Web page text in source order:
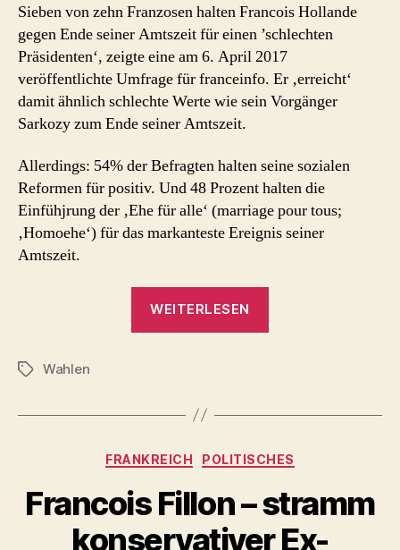
Sieben von zehn Franzosen halten Francois Hollande
gegen Ende seiner Amtszeit für einen ’schlechten
Präsidenten‘, zeigte eine am 6. April 2017
veröffentlichte Umfrage für franceinfo. Er ‚erreicht‘
damit ähnlich schlechte Werte wie sein Vorgänger
Sarkozy zum Ende seiner Amtszeit.
Allerdings: 54% der Befragten halten seine sozialen
Reformen für positiv. Und 48 Prozent halten die
Einfühjrung der ‚Ehe für alle‘ (marriage pour tous;
‚Homoehe‘) für das markanteste Ereignis seiner
Amtszeit.
WEITERLESEN
auch
Schlagwörter
Wahlen
Kategorien
FRANKREICH POLITISCHES
Francois Fillon – stramm
konservativer Ex-